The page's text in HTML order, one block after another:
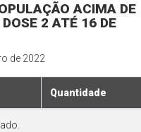
ACIMA DE
2 ATÉ 16 DE
de 2022
Quantidade